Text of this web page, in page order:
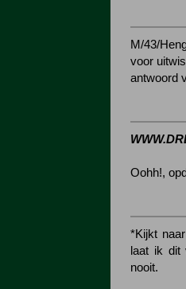
M/43/
voor
antwoord
Oohh!,
*Kijkt
laat ik dit
nooit.